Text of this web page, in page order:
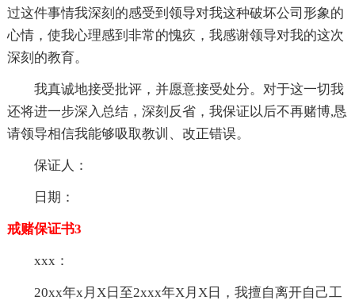
过这件事情我深刻的感受到领导对我这种破坏公司形象的
心情，使我心理感到非常的愧疚，我感谢领导对我的这次
深刻的教育。
我真诚地接受批评，并愿意接受处分。对于这一切我
还将进一步深入总结，深刻反省，我保证以后不再赌博,恳
请领导相信我能够吸取教训、改正错误。
保证人：
日期：
戒赌保证书3
xxx：
20xx年x月X日至2xxx年X月X日，我擅自离开自己工